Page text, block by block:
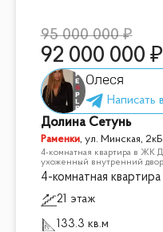
95 000 000
92 000 000
Олеся
Долина Сетунь
Раменки, ул. Минская, 2кБ
4-комнатная квартира в ЖК
ухоженный внутренний
4-комнатная квартира
21 этаж
133.3 кв.м